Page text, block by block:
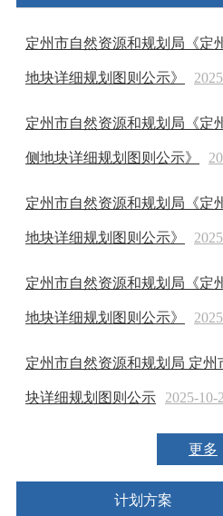
定州市自然资源和规划局《定
地块详细规划图则公示》
定州市自然资源和规划局《定
侧地块详细规划图则公示》
定州市自然资源和规划局《定
地块详细规划图则公示》
定州市自然资源和规划局《定
地块详细规划图则公示》
定州市自然资源和规划局 定
块详细规划图则公示 2025-10-
更多
计划方案